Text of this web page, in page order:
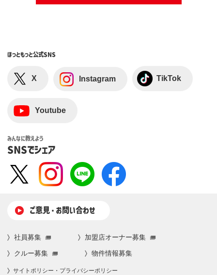
ほっともっと公式SNS
X Instagram TikTok
Youtube
みんなに教えよう
SNSでシェア
ご意⾒・お問い合わせ
社員募集 加盟店オーナー募集
クルー募集 物件情報募集
サイトポリシー・プライバシーポリシー